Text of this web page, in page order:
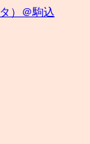
）＠駒込